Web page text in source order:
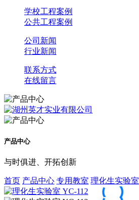
学校工程案例
公共工程案例
公司新闻
行业新闻
联系方式
在线留言
产品中心
与时俱进、开拓创新
首页 产品中心 专用教室 理化生实验室